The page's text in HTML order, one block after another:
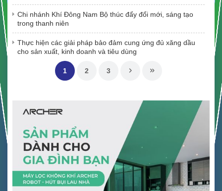
Chi nhánh Khí Đông Nam Bộ thúc đẩy đổi mới, sáng tạo
trong thanh niên
Thực hiện các giải pháp bảo đảm cung ứng đủ xăng dầu
cho sản xuất, kinh doanh và tiêu dùng
1 2 3